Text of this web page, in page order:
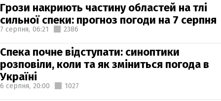
Грози накриють частину областей на тлі
сильної спеки: прогноз погоди на 7 серпня
7 серпня, 06:21 2386
Спека почне відступати: синоптики
розповіли, коли та як зміниться погода в
Україні
6 серпня, 20:00 1027